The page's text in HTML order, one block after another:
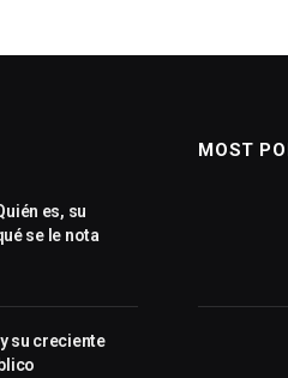
es, su
se le nota
su creciente
MOST